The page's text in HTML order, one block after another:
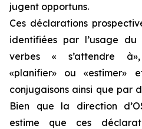
jugent opportuns.
Ces déclarations
identifiées par l’usage
verbes « s’attendre
«planifier» ou «estimer»
conjugaisons ainsi que par
Bien que la direction
estime que ces